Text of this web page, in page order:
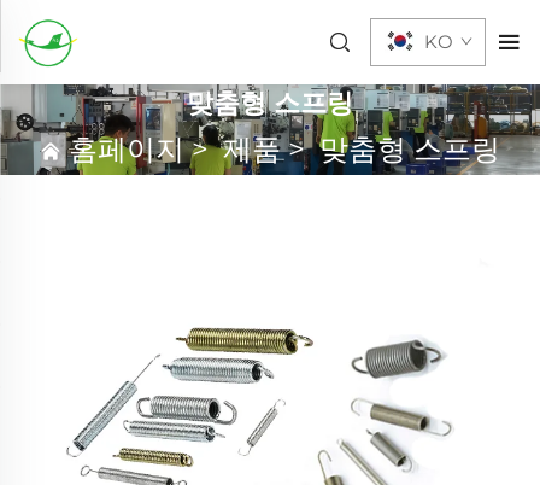
KO
맞춤형 스프링
홈페이지>제품>맞춤형 스프링